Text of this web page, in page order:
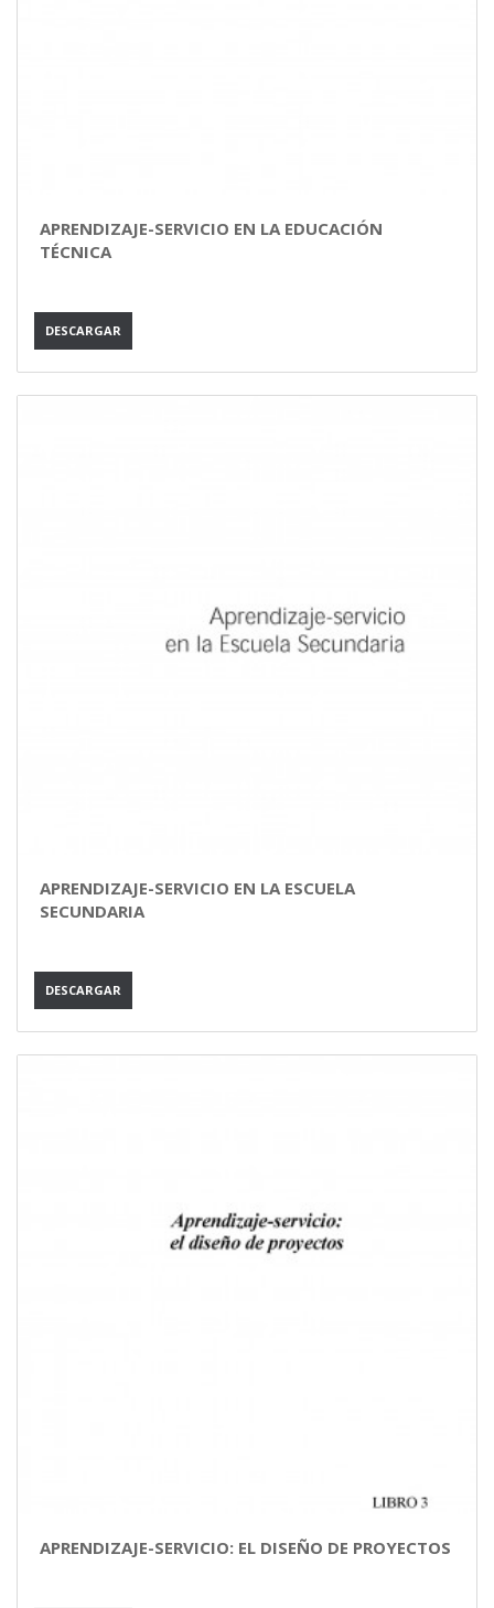
APRENDIZAJE-SERVICIO EN LA EDUCACIÓN
TÉCNICA
DESCARGAR
APRENDIZAJE-SERVICIO EN LA ESCUELA
SECUNDARIA
DESCARGAR
APRENDIZAJE-SERVICIO: EL DISEÑO DE PROYECTOS